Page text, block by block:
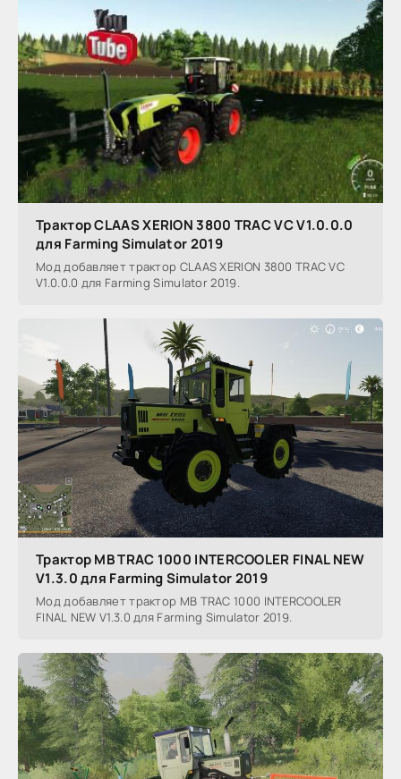
Трактор CLAAS XERION 3800 TRAC VC V1.0.0.0
для Farming Simulator 2019
Мод добавляет трактор CLAAS XERION 3800 TRAC VC
V1.0.0.0 для Farming Simulator 2019.
Трактор MB TRAC 1000 INTERCOOLER FINAL NEW
V1.3.0 для Farming Simulator 2019
Мод добавляет трактор MB TRAC 1000 INTERCOOLER
FINAL NEW V1.3.0 для Farming Simulator 2019.